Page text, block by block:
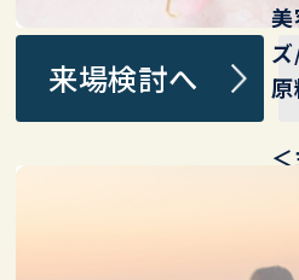
局
来場検討へ